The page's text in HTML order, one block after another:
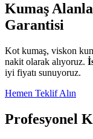
Kumaş
Garantisi
Kot kumaş, viskon
nakit olarak alıyoruz.
iyi fiyatı sunuyoruz.
Hemen Teklif Alın
Profesyonel